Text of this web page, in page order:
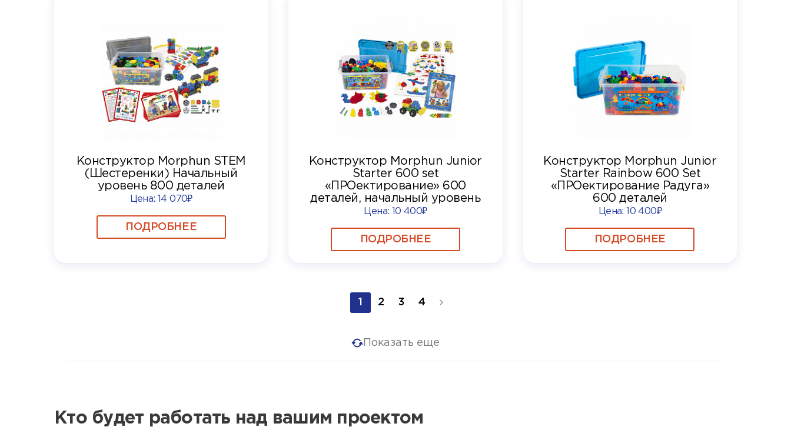
Конструктор Morphun STEM
(Шестеренки) Начальный
уровень 800 деталей
Цена: 14 070₽
ПОДРОБНЕЕ
Конструктор Morphun Junior
Starter 600 set
«ПРОектирование» 600
деталей, начальный уровень
Цена: 10 400₽
ПОДРОБНЕЕ
Конструктор Morphun Junior
Starter Rainbow 600 Set
«ПРОектирование Радуга»
600 деталей
Цена:10 400₽
ПОДРОБНЕЕ
1 2 3 4
Показать еще
Кто будет работать над вашим проектом